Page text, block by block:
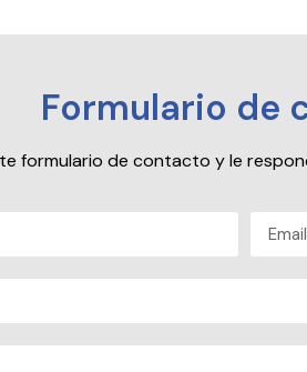
Formulario de
formulario de contacto y le